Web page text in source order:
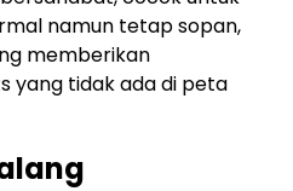
namun tetap sopan,
memberikan
yang tidak ada di peta